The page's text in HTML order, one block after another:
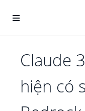
Claude
hiện có